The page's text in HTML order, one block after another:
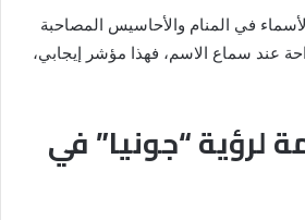
في المنام والأحاسيس المصاحبة
عند سماع الاسم، فهذا مؤشر إيجابي،
لرؤية “جونيا” في